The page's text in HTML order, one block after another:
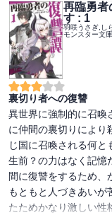
再臨勇者
す : 1
羽咲うさぎ,し
モンスター文庫
裏切り者への復讐
異世界に強制的に召喚
に仲間の裏切りにより
じ国に召喚される何と
生前？の力はなく記憶
間に復讐をするため、
もともと人づきあい
たためかなり激しい性